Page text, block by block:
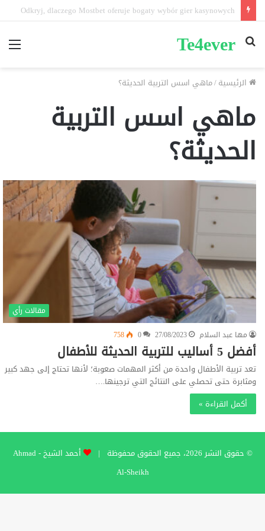
Odkryj, dlaczego Mostbet oferuje bogaty wybór gier kasynowych
Te4ever
بحث
الرئيسية/ماهي اسس التربية الحديثة؟
ماهي اسس التربية
الحديثة؟
مقالات رأي
مها عبد السلام
27/08/2023
0
758
أفضل 5 أساليب للتربية الحديثة للأطفال
تعد تربية الأطفال واحدة من أكثر المهمات صعوبة؛ لأنها تحتاج إلى جهد كبير
ومثابرة حتى تحصلي على النتائج التي ترجينها.…
أكمل القراءة »
© حقوق النشر 2026، جميع الحقوق محفوظة |
أحمد الشيخ - Ahmad
Al-Sheikh